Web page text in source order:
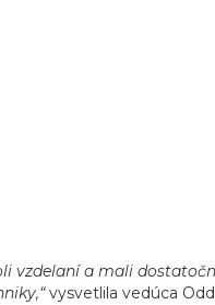
vzdelaní a mali
vysvetlila vedúca